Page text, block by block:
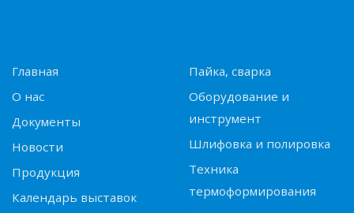
Главная
О нас
Документы
Новости
Продукция
Календарь выставок
Пайка, сварка
Оборудование и
инструмент
Шлифовка и полировка
Техника
термоформирования